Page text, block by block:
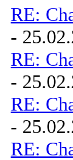
RE:
-
RE:
-
RE:
-
RE: